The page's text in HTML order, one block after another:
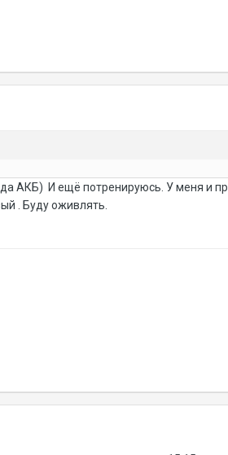
АКБ) И ещё потренируюсь. У меня и
. Буду оживлять.